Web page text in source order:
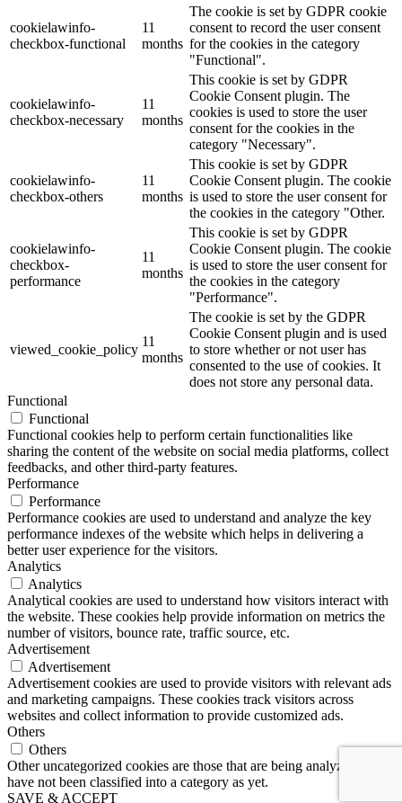
cookielawinfo-
checkbox-functional
11
months
The cookie is set by GDPR cookie
consent to record the user consent
for the cookies in the category
"Functional".
cookielawinfo-
checkbox-necessary
11
months
This cookie is set by GDPR
Cookie Consent plugin. The
cookies is used to store the user
consent for the cookies in the
category "Necessary".
cookielawinfo-
checkbox-others
11
months
This cookie is set by GDPR
Cookie Consent plugin. The cookie
is used to store the user consent for
the cookies in the category "Other.
cookielawinfo-
checkbox-
performance
11
months
This cookie is set by GDPR
Cookie Consent plugin. The cookie
is used to store the user consent for
the cookies in the category
"Performance".
viewed_cookie_policy
11
months
The cookie is set by the GDPR
Cookie Consent plugin and is used
to store whether or not user has
consented to the use of cookies. It
does not store any personal data.
Functional
Functional
Functional cookies help to perform certain functionalities like
sharing the content of the website on social media platforms, collect
feedbacks, and other third-party features.
Performance
Performance
Performance cookies are used to understand and analyze the key
performance indexes of the website which helps in delivering a
better user experience for the visitors.
Analytics
Analytics
Analytical cookies are used to understand how visitors interact with
the website. These cookies help provide information on metrics the
number of visitors, bounce rate, traffic source, etc.
Advertisement
Advertisement
Advertisement cookies are used to provide visitors with relevant ads
and marketing campaigns. These cookies track visitors across
websites and collect information to provide customized ads.
Others
Others
Other uncategorized cookies are those that are being analyzed and
have not been classified into a category as yet.
SAVE & ACCEPT